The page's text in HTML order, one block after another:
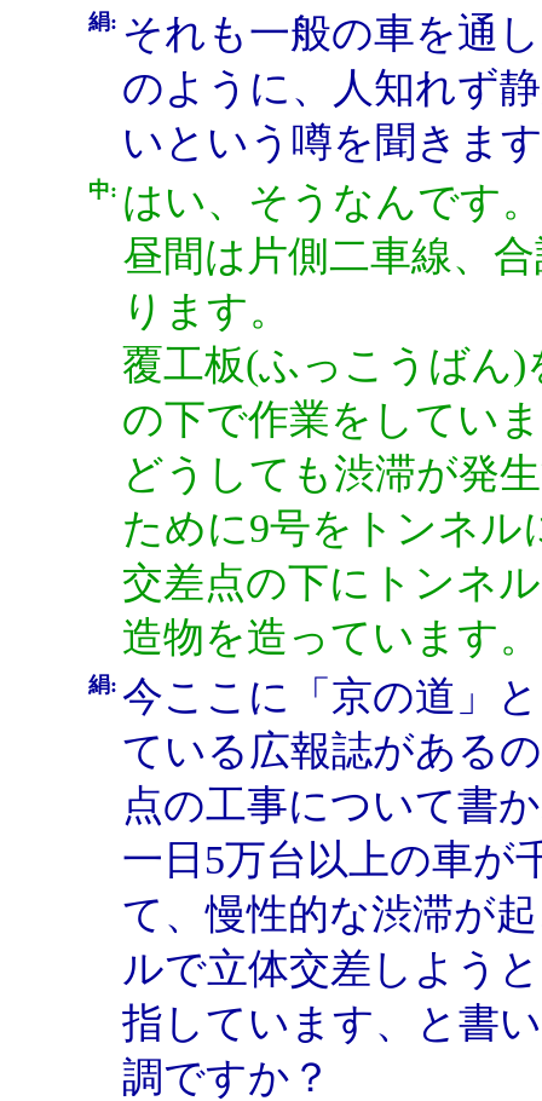
絹: それも一般の車を通
のように、人知れず
いという噂を聞きま
中: はい、そうなんです。
昼間は片側二車線、
ります。
覆工板(ふっこうばん
の下で作業をしてい
どうしても渋滞が発
ために9号をトンネル
交差点の下にトンネ
造物を造っています。
絹: 今ここに「京の道」
ている広報誌がある
点の工事について書
一日5万台以上の車が
て、慢性的な渋滞が
ルで立体交差しよう
指しています、と書
調ですか？